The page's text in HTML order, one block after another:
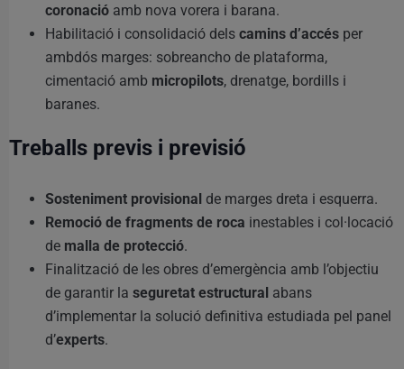
coronació amb nova vorera i barana.
Habilitació i consolidació dels camins d’accés per
ambdós marges: sobreancho de plataforma,
cimentació amb micropilots, drenatge, bordills i
baranes.
Treballs previs i previsió
Sosteniment provisional de marges dreta i esquerra.
Remoció de fragments de roca inestables i col·locació
de malla de protecció.
Finalització de les obres d’emergència amb l’objectiu
de garantir la seguretat estructural abans
d’implementar la solució definitiva estudiada pel panel
d’experts.